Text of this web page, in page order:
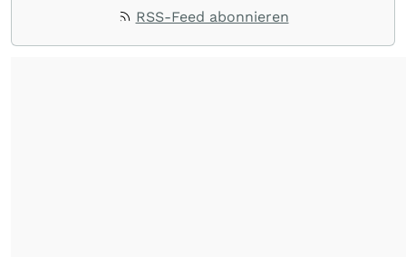
dpa-AFX unabhängig, zuverlässig und schnell
RSS-Feed abonnieren